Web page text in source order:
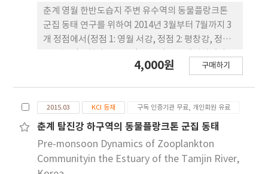
In chronic test, fecundity was reduced
significantly at 5.6 μg L-1 of nonylphenol.
These results indicated that nonylphenol
have some hazard for acute or chronic
toxicity to freshwater invertebrate organism.
춘계 영월 한반도습지 주변 유수역의 동물플랑크톤
군집 동태 연구를 위하여 2014년 3월부터 7월까지 3
개 정점에서(정점 1: 영월 서강, 정점 2: 평창강, 정점
총 58종류의 동물플랑크톤이 출현하였으며 27종의
Alona속의 종들과 같은 씨물벼룩과에 속하는 지각류
가 다양하게 출현하였고 정수역 대표종들인 물벼룩과
와 긴뿔물벼룩과의 지각류가 미출현한 것은 조사 수
역의 유수성을 보여준다. 동물플랑크톤 출현량은 정
4,000원 구매하기
2015.03 KCI 등재 구독 인증기관 무료, 개인회원 유료
춘계 탐진강 하구역의 동물플랑크톤 군집 동태
Pre-monsoon Dynamics of Zooplankton
Communityin the Estuary of the Tamjin River,